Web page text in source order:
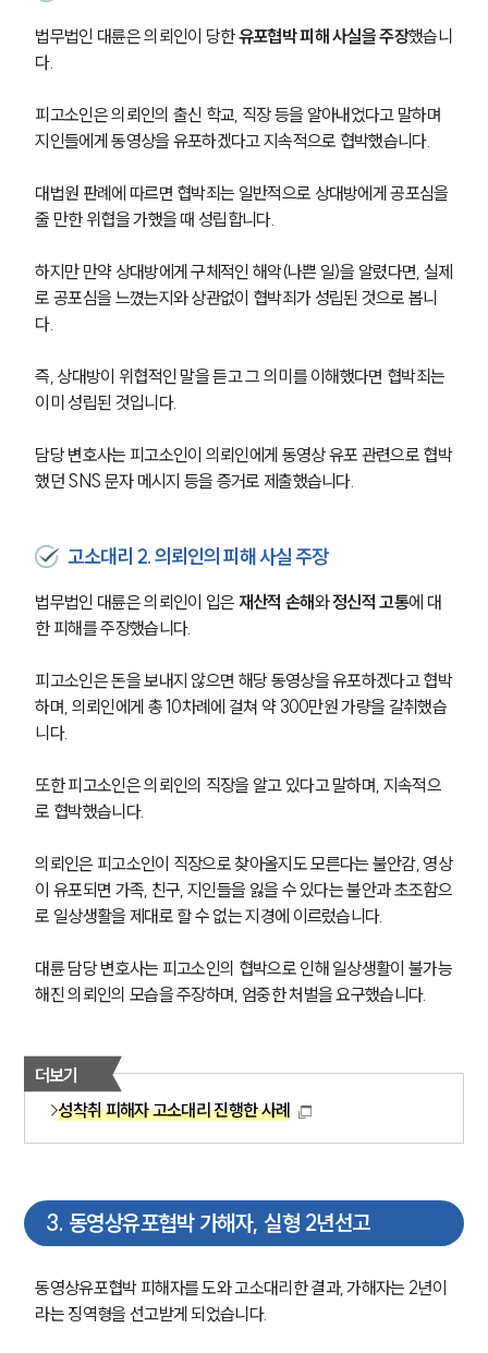
법무법인 대륜은 의뢰인이 당한 유포협박 피해 사실을 주장했습니
다.
피고소인은 의뢰인의 출신 학교, 직장 등을 알아내었다고 말하며
지인들에게 동영상을 유포하겠다고 지속적으로 협박했습니다.
대법원 판례에 따르면 협박죄는 일반적으로 상대방에게 공포심을
줄 만한 위협을 가했을 때 성립합니다.
하지만 만약 상대방에게 구체적인 해악(나쁜 일)을 알렸다면, 실제
로 공포심을 느꼈는지와 상관없이 협박죄가 성립된 것으로 봅니
다.
즉, 상대방이 위협적인 말을 듣고 그 의미를 이해했다면 협박죄는
이미 성립된 것입니다.
담당 변호사는 피고소인이 의뢰인에게 동영상 유포 관련으로 협박
했던 SNS 문자 메시지 등을 증거로 제출했습니다.
고소대리 2. 의뢰인의 피해 사실 주장
법무법인 대륜은 의뢰인이 입은 재산적 손해와 정신적 고통에 대
한 피해를 주장했습니다.
피고소인은 돈을 보내지 않으면 해당 동영상을 유포하겠다고 협박
하며, 의뢰인에게 총 10차례에 걸쳐 약 300만원 가량을 갈취했습
니다.
또한 피고소인은 의뢰인의 직장을 알고 있다고 말하며, 지속적으
로 협박했습니다.
의뢰인은 피고소인이 직장으로 찾아올지도 모른다는 불안감, 영상
이 유포되면 가족, 친구, 지인들을 잃을 수 있다는 불안과 초조함으
로 일상생활을 제대로 할 수 없는 지경에 이르렀습니다.
대륜 담당 변호사는 피고소인의 협박으로 인해 일상생활이 불가능
해진 의뢰인의 모습을 주장하며, 엄중한 처벌을 요구했습니다.
더보기
성착취 피해자 고소대리 진행한 사례
3. 동영상유포협박 가해자, 실형 2년선고
동영상유포협박 피해자를 도와 고소대리한 결과, 가해자는 2년이
라는 징역형을 선고받게 되었습니다.